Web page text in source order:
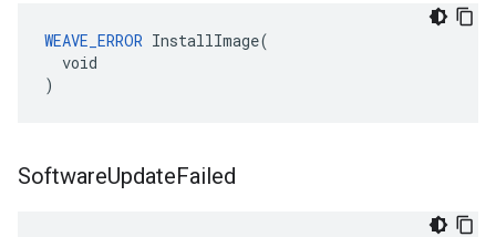
WEAVE_ERROR InstallImage(
  void
)
SoftwareUpdateFailed